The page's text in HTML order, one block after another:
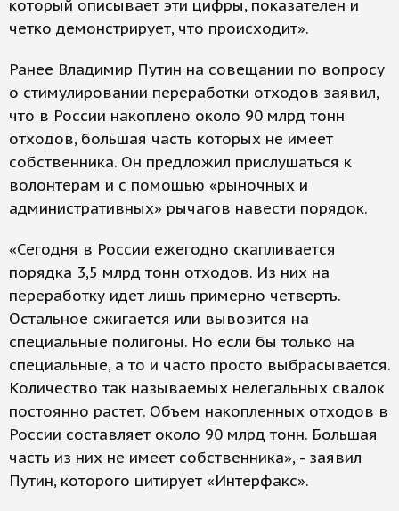
который описывает эти цифры, показателен и
четко демонстрирует, что происходит».
Ранее Владимир Путин на совещании по вопросу
о стимулировании переработки отходов заявил,
что в России накоплено около 90 млрд тонн
отходов, большая часть которых не имеет
собственника. Он предложил прислушаться к
волонтерам и с помощью «рыночных и
административных» рычагов навести порядок.
«Сегодня в России ежегодно скапливается
порядка 3,5 млрд тонн отходов. Из них на
переработку идет лишь примерно четверть.
Остальное сжигается или вывозится на
специальные полигоны. Но если бы только на
специальные, а то и часто просто выбрасывается.
Количество так называемых нелегальных свалок
постоянно растет. Объем накопленных отходов в
России составляет около 90 млрд тонн. Большая
часть из них не имеет собственника», - заявил
Путин, которого цитирует «Интерфакс».